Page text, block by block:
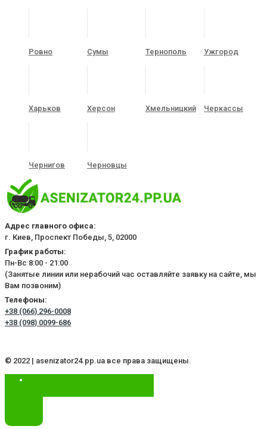
Ровно Сумы Тернополь Ужгород
Харьков Херсон Хмельницкий Черкассы
Чернигов Черновцы
Адрес главного офиса:
г. Киев, Проспект Победы, 5, 02000
График работы:
Пн-Вс 8:00 - 21:00
(Занятые линии или нерабочий час оставляйте заявку на сайте, мы
Вам позвоним)
Телефоны:
+38 (066) 296-0008
+38 (098) 0099-686
© 2022 | asenizator24.pp.ua все права защищены.